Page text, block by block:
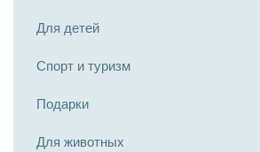
Для детей
Спорт и туризм
Подарки
Для животных